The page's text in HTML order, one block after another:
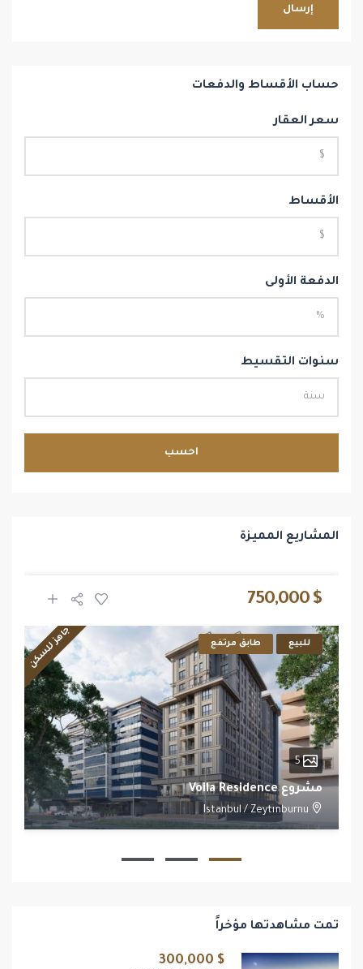
إرسال
حساب الأقساط والدفعات
سعر العقار
الأقساط
الدفعة الأولى
سنوات التقسيط
احسب
المشاريع المميزة
$ 750,000
للبيع طابق مرتفع جاهز للسكن
5
مشروع Voila Residence
Istanbul / Zeytınburnu
تمت مشاهدتها مؤخراً
$ 300,000